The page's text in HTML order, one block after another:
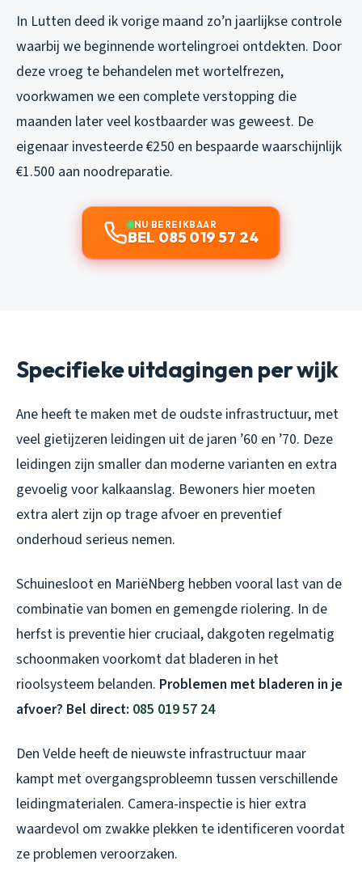
In Lutten deed ik vorige maand zo’n jaarlijkse controle
waarbij we beginnende wortelingroei ontdekten. Door
deze vroeg te behandelen met wortelfrezen,
voorkwamen we een complete verstopping die
maanden later veel kostbaarder was geweest. De
eigenaar investeerde €250 en bespaarde waarschijnlijk
€1.500 aan noodreparatie.
NU BEREIKBAAR
BEL 085 019 57 24
Specifieke uitdagingen per wijk
Ane heeft te maken met de oudste infrastructuur, met
veel gietijzeren leidingen uit de jaren ’60 en ’70. Deze
leidingen zijn smaller dan moderne varianten en extra
gevoelig voor kalkaanslag. Bewoners hier moeten
extra alert zijn op trage afvoer en preventief
onderhoud serieus nemen.
Schuinesloot en MariëNberg hebben vooral last van de
combinatie van bomen en gemengde riolering. In de
herfst is preventie hier cruciaal, dakgoten regelmatig
schoonmaken voorkomt dat bladeren in het
rioolsysteem belanden. Problemen met bladeren in je
afvoer? Bel direct: 085 019 57 24
Den Velde heeft de nieuwste infrastructuur maar
kampt met overgangsprobleemn tussen verschillende
leidingmaterialen. Camera-inspectie is hier extra
waardevol om zwakke plekken te identificeren voordat
ze problemen veroorzaken.